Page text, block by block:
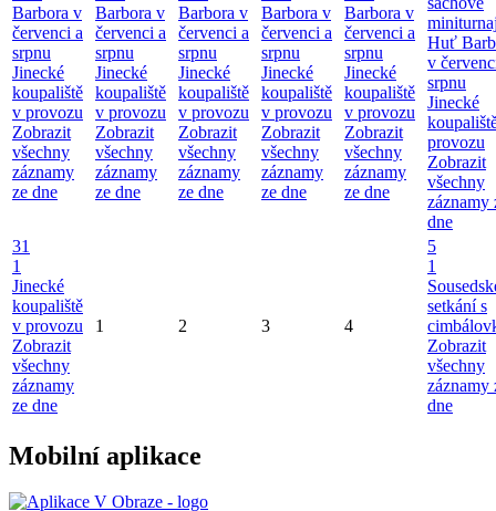
Barbora v
červenci a
srpnu
Jinecké
koupaliště
v provozu
Zobrazit
všechny
záznamy
ze dne
Barbora v
červenci a
srpnu
Jinecké
koupaliště
v provozu
Zobrazit
všechny
záznamy
ze dne
Barbora v
červenci a
srpnu
Jinecké
koupaliště
v provozu
Zobrazit
všechny
záznamy
ze dne
Barbora v
červenci a
srpnu
Jinecké
koupaliště
v provozu
Zobrazit
všechny
záznamy
ze dne
Barbora v
červenci a
srpnu
Jinecké
koupaliště
v provozu
Zobrazit
všechny
záznamy
ze dne
Huť
v
srpnu
Jinecké
provozu
Zobrazit
všechny
záznamy
dne
31
1
Jinecké
koupaliště
v provozu
Zobrazit
všechny
záznamy
ze dne
1 2 3 4
5
1
setkání s
Zobrazit
všechny
záznamy
dne
Mobilní aplikace